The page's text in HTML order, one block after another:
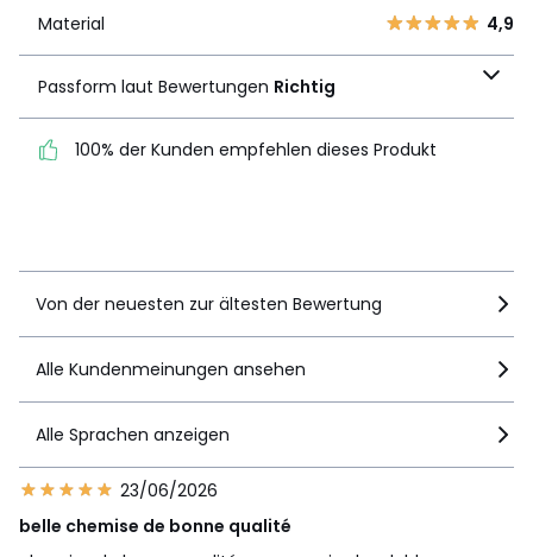
4,9
Passform laut
Bewertungen
100% der Kunden
Material 4,9
Passform laut Bewertungen Richtig
100% der Kunden empfehlen dieses Produkt
Von der neuesten zur ältesten Bewertung
Alle Kundenmeinungen ansehen
Alle Sprachen anzeigen
23/06/2026
belle chemise de bonne qualité